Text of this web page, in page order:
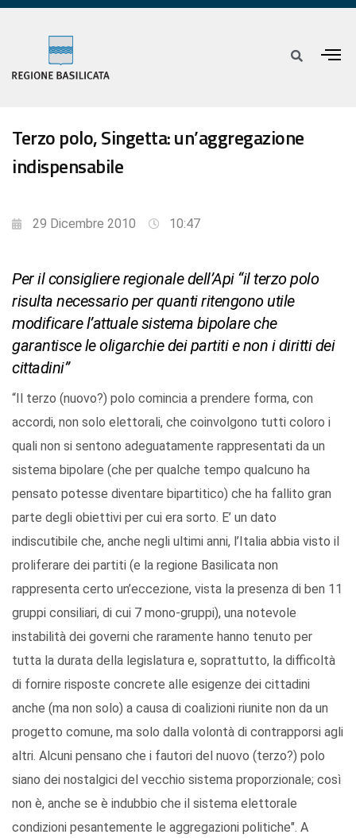
Terzo polo, Singetta: un’aggregazione
indispensabile
29 Dicembre 2010 10:47
Per il consigliere regionale dell’Api “il terzo polo
risulta necessario per quanti ritengono utile
modificare l’attuale sistema bipolare che
garantisce le oligarchie dei partiti e non i diritti dei
cittadini”
“Il terzo (nuovo?) polo comincia a prendere forma, con
accordi, non solo elettorali, che coinvolgono tutti coloro i
quali non si sentono adeguatamente rappresentati da un
sistema bipolare (che per qualche tempo qualcuno ha
pensato potesse diventare bipartitico) che ha fallito gran
parte degli obiettivi per cui era sorto. E’ un dato
indiscutibile che, anche negli ultimi anni, l’Italia abbia visto il
proliferare dei partiti (e la regione Basilicata non
rappresenta certo un’eccezione, vista la presenza di ben 11
gruppi consiliari, di cui 7 mono-gruppi), una notevole
instabilità dei governi che raramente hanno tenuto per
tutta la durata della legislatura e, soprattutto, la difficoltà
di fornire risposte concrete alle esigenze dei cittadini
anche (ma non solo) a causa di coalizioni riunite non da un
progetto comune, ma solo dalla volontà di contrapporsi agli
altri. Alcuni pensano che i fautori del nuovo (terzo?) polo
siano dei nostalgici del vecchio sistema proporzionale; così
non è, anche se è indubbio che il sistema elettorale
condizioni pesantemente le aggregazioni politiche". A